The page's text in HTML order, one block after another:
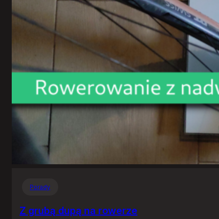
Porady
Z grubą dupą na rowerze